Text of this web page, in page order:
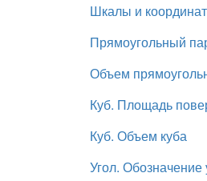
Шкалы и
Прямоугольный
Объем
Куб. Площадь
Куб. Объем куба
Угол. Обозначение